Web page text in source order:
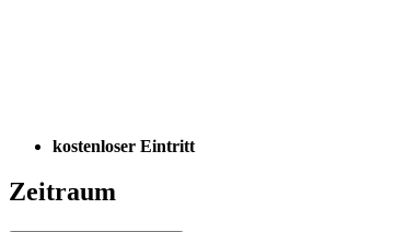
kostenloser Eintritt
Zeitraum